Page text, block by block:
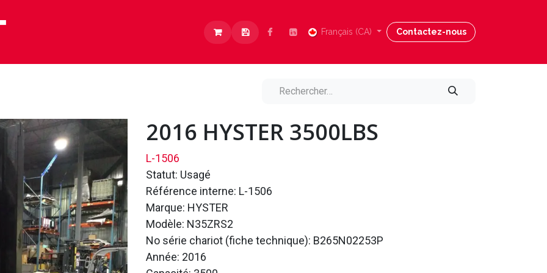
Carrières Nous joindre Blog Aide
Français (CA) Contactez-nous
2016 HYSTER 3500LBS
L-1506
Statut: Usagé
Référence interne: L-1506
Marque: HYSTER
Modèle: N35ZRS2
No série chariot (fiche technique): B265N02253P
Année: 2016